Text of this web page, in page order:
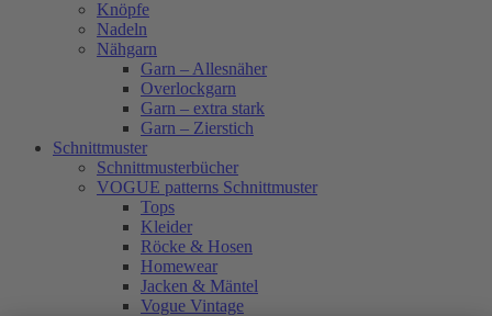
Knöpfe
Nadeln
Nähgarn
Garn – Allesnäher
Overlockgarn
Garn – extra stark
Garn – Zierstich
Schnittmuster
Schnittmusterbücher
VOGUE patterns Schnittmuster
Tops
Kleider
Röcke & Hosen
Homewear
Jacken & Mäntel
Vogue Vintage